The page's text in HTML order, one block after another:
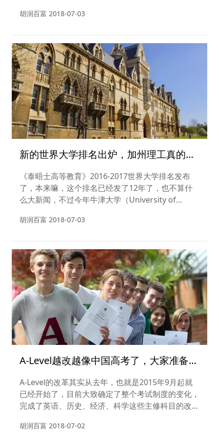
胡润百富 2018-07-03
新的世界大学排名出炉，加州理工真的丢
掉第一了吗？
《泰晤士高等教育》2016-2017世界大学排名发布
了，本来嘛，这个排名已经发了12年了，也不算什
么大新闻，不过今年牛津大学（University of
连续占据第一名宝座的加州理工学院（California
胡润百富 2018-07-03
A-Level越改越像中国高考了，大家准备
好“一考定终身”吧
A-Level的改革其实从去年，也就是2015年9月起就
已经开始了，目前大致确定了整个考试制度的变化，
完成了英语、历史、经济、科学这些主修科目的改
学习这些改革后的新课程了。由于大方向已经确定，
胡润百富 2018-07-02